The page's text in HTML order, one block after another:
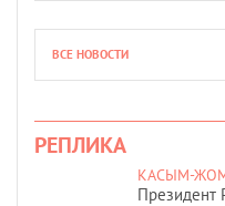
ВСЕ НОВОСТИ
РЕПЛИКА
КАСЫМ-
Президент